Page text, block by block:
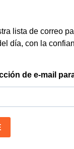
lista de correo
día, con la
de e-mail